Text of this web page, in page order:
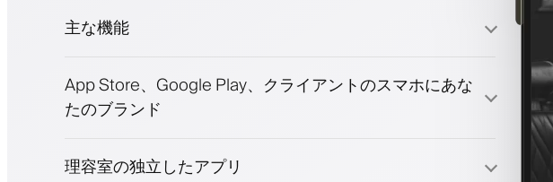
主な機能
支払い、保証金
美容商品を販売
プッシュ、SMS、メール通知
App Store、Google Play、クライアントのスマホにあな
たのブランド
理容室の独立したアプリ